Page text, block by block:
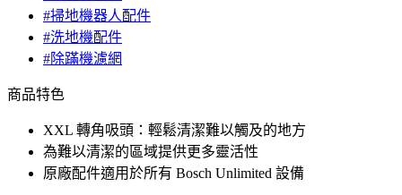
#掃地機器人配件
#洗地機配件
#除蹣機濾網
商品特色
XXL 轉角吸頭：輕鬆清潔難以觸及的地方
為難以清潔的區域提供更多靈活性
原廠配件適用於所有 Bosch Unlimited 設備